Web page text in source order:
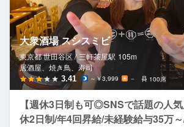
大衆酒場 スシスミビ
東京都 世田谷区 / 三軒茶屋駅 105m
居酒屋、焼き鳥、寿司
3.41 ～￥3,999 － 100席
【週休3日制も可◎SNSで話題の人
休2日制/年4回昇給/未経験給与35万